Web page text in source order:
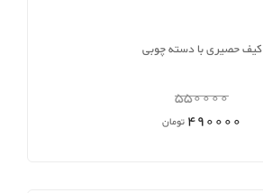
کیف حصیری با دسته چوبی
550000
490000تومان